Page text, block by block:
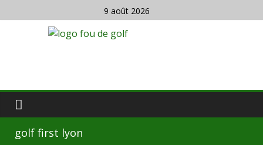
9 août 2026
golf first lyon